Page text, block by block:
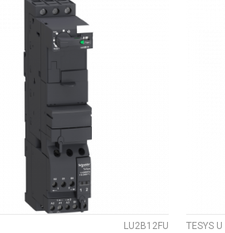
UPOREDI
LU2B12FU TESYS U